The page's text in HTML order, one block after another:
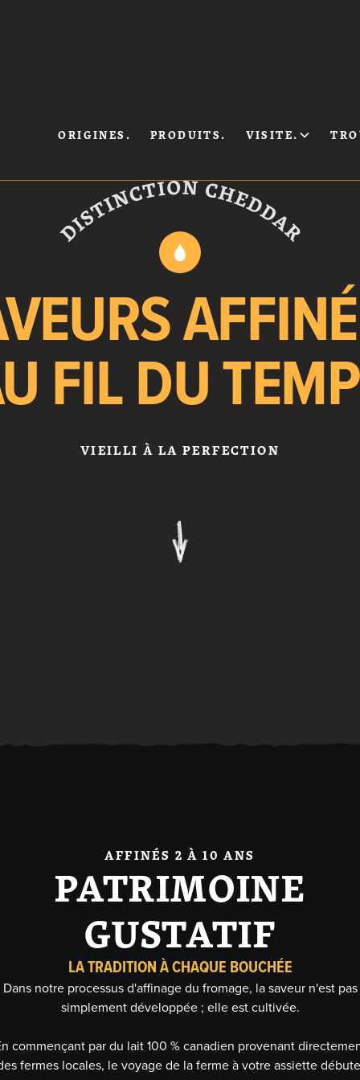
ORIGINES. PRODUITS. VISITE.
FIL DU
VIEILLI À LA PERFECTION
AFFINÉS 2 À 10 ANS
PATRIMOINE
GUSTATIF
LA TRADITION À CHAQUE BOUCHÉE
Dans notre processus d'affinage du fromage, la saveur n'est pas
simplement développée ; elle est cultivée.
commençant par du lait 100 % canadien provenant
fermes locales, le voyage de la ferme à votre assiette